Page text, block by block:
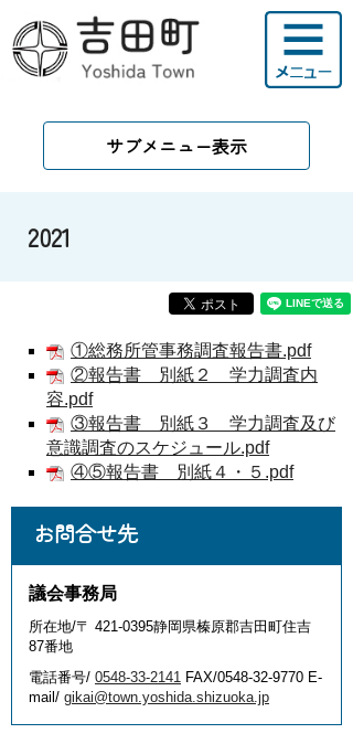
サブメニュー表示
2021
①総務所管事務調査報告書.pdf
②報告書 別紙２ 学力調査内
容.pdf
③報告書 別紙３ 学力調査及び
意識調査のスケジュール.pdf
④⑤報告書 別紙４・５.pdf
お問合せ先
議会事務局
所在地/〒 421-0395静岡県榛原郡吉田町住吉
87番地
電話番号/ 0548-33-2141 FAX/0548-32-9770 E-
mail/ gikai@town.yoshida.shizuoka.jp